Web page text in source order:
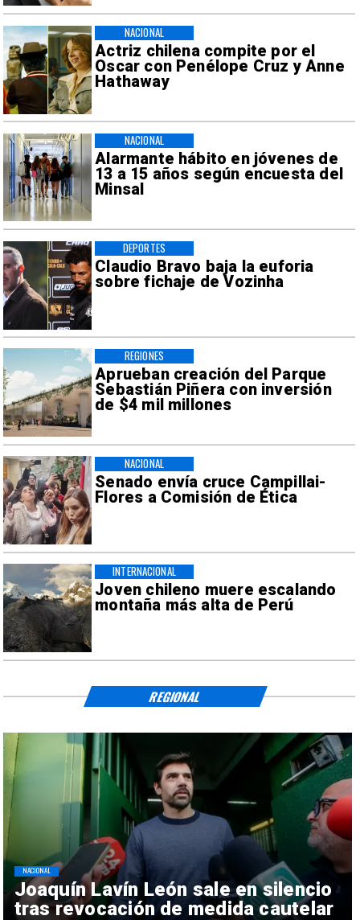
Actriz chilena compite por el
Oscar con Penélope Cruz y Anne
Hathaway
NACIONAL
Alarmante hábito en jóvenes de
13 a 15 años según encuesta del
Minsal
NACIONAL
Claudio Bravo baja la euforia
sobre fichaje de Vozinha
DEPORTES
Aprueban creación del Parque
Sebastián Piñera con inversión
de $4 mil millones
REGIONES
Senado envía cruce Campillai-
Flores a Comisión de Ética
NACIONAL
Joven chileno muere escalando
montaña más alta de Perú
INTERNACIONAL
Joaquín Lavín León sale en silencio
tras revocación de medida cautelar
NACIONAL
REGIONAL